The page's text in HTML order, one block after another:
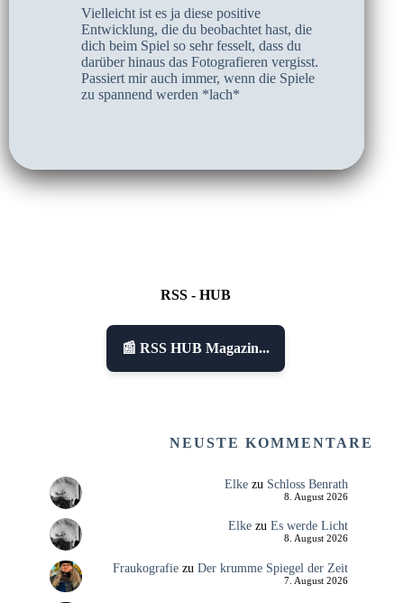
Vielleicht ist es ja diese positive
Entwicklung, die du beobachtet hast, die
dich beim Spiel so sehr fesselt, dass du
darüber hinaus das Fotografieren vergisst.
Passiert mir auch immer, wenn die Spiele
zu spannend werden *lach*
RSS - HUB
📰 RSS HUB Magazin...
NEUSTE KOMMENTARE
Elkezu Schloss Benrath
8. August 2026
Elkezu Es werde Licht
8. August 2026
Fraukografiezu Der krumme Spiegel der Zeit
7. August 2026